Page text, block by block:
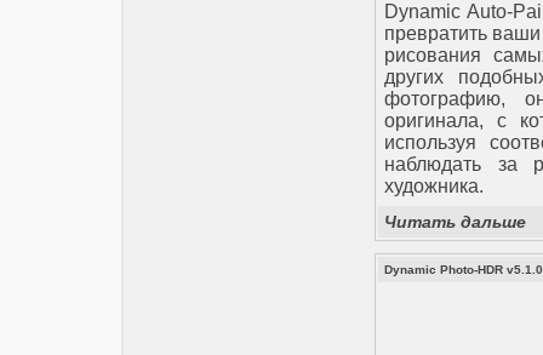
Dynamic Auto-
превратить
рисования
других
фотографию,
оригинала, с
используя
наблюдать за
художника.
Читать дальше
Dynamic Photo-HDR v5.1.0